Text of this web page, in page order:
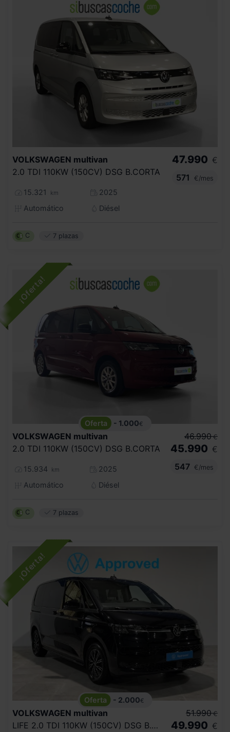
VOLKSWAGEN multivan
2.0 TDI 110KW (150CV) DSG B.CORTA
15.321 km
2025
Automático
Diésel
47.990 €
571
€/mes
C 7 plazas
- 1.000€
VOLKSWAGEN multivan
2.0 TDI 110KW (150CV) DSG B.CORTA
15.934 km
2025
Automático
Diésel
46.990 €
45.990 €
547
€/mes
C 7 plazas
- 2.000€
VOLKSWAGEN multivan
LIFE 2.0 TDI 110KW (150CV) DSG B.CORTA
51.990 €
49.990 €